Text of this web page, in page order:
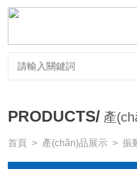
PRODUCTS/ 產
首頁 > 產(chǎn)品展示 >振